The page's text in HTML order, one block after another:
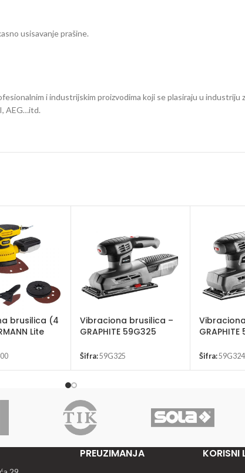
usisavanje prašine.
i industrijskim proizvodima koji se plasiraju u industriju
AEG…itd.
brusilica (4
Lite
Vibraciona brusilica –
GRAPHITE 59G325
Šifra:59G325 Šifra:59G324
PREUZIMANJA KORISNI